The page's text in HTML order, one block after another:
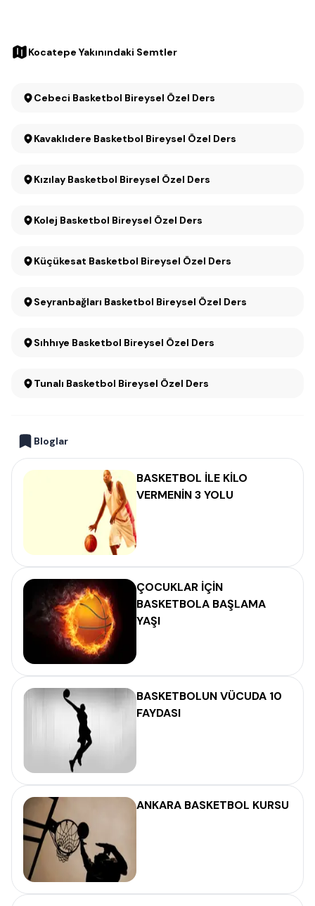
Kocatepe Yakınındaki Semtler
Cebeci Basketbol Bireysel Özel Ders
Kavaklıdere Basketbol Bireysel Özel Ders
Kızılay Basketbol Bireysel Özel Ders
Kolej Basketbol Bireysel Özel Ders
Küçükesat Basketbol Bireysel Özel Ders
Seyranbağları Basketbol Bireysel Özel Ders
Sıhhıye Basketbol Bireysel Özel Ders
Tunalı Basketbol Bireysel Özel Ders
Bloglar
BASKETBOL İLE KİLO
VERMENİN 3 YOLU
ÇOCUKLAR İÇİN
BASKETBOLA BAŞLAMA
YAŞI
BASKETBOLUN VÜCUDA 10
FAYDASI
ANKARA BASKETBOL KURSU